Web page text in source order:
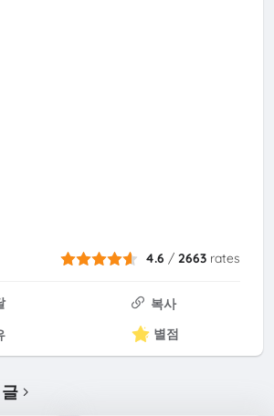
4.6 /2663 rates
복사
별점